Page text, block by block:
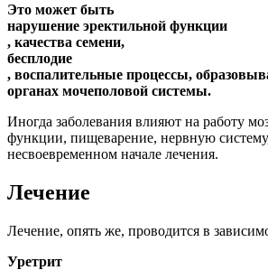
Это может быть
нарушение эректильной функции
, качества семени,
бесплодие
, воспалительные процессы,
органах мочеполовой системы.
Иногда заболевания влияют на работу
функции, пищеварение, нервную
несвоевременном начале лечения.
Лечение
Лечение, опять же, проводится в
Уретрит